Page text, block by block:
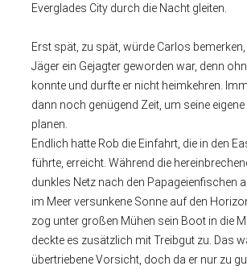
Everglades City durch die Nacht gleiten.
Erst spät, zu spät, würde Carlos
Jäger ein Gejagter geworden war, denn
konnte und durfte er nicht heimkehren.
dann noch genügend Zeit, um seine
planen.
Endlich hatte Rob die Einfahrt, die in den
führte, erreicht. Während die
dunkles Netz nach den Papageienfischen
im Meer versunkene Sonne auf den
zog unter großen Mühen sein Boot in die
deckte es zusätzlich mit Treibgut zu. Das
übertriebene Vorsicht, doch da er nur zu